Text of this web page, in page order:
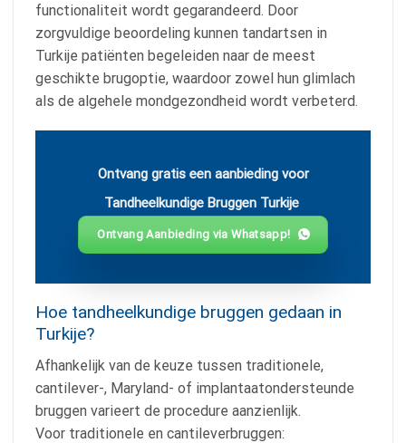
functionaliteit wordt gegarandeerd. Door
zorgvuldige beoordeling kunnen tandartsen in
Turkije patiënten begeleiden naar de meest
geschikte brugoptie, waardoor zowel hun glimlach
als de algehele mondgezondheid wordt verbeterd.
Ontvang gratis een aanbieding voor
Tandheelkundige Bruggen Turkije
Ontvang Aanbieding via Whatsapp!
Hoe tandheelkundige bruggen gedaan in
Turkije?
Afhankelijk van de keuze tussen traditionele,
cantilever-, Maryland- of implantaatondersteunde
bruggen varieert de procedure aanzienlijk.
Voor traditionele en cantileverbruggen: